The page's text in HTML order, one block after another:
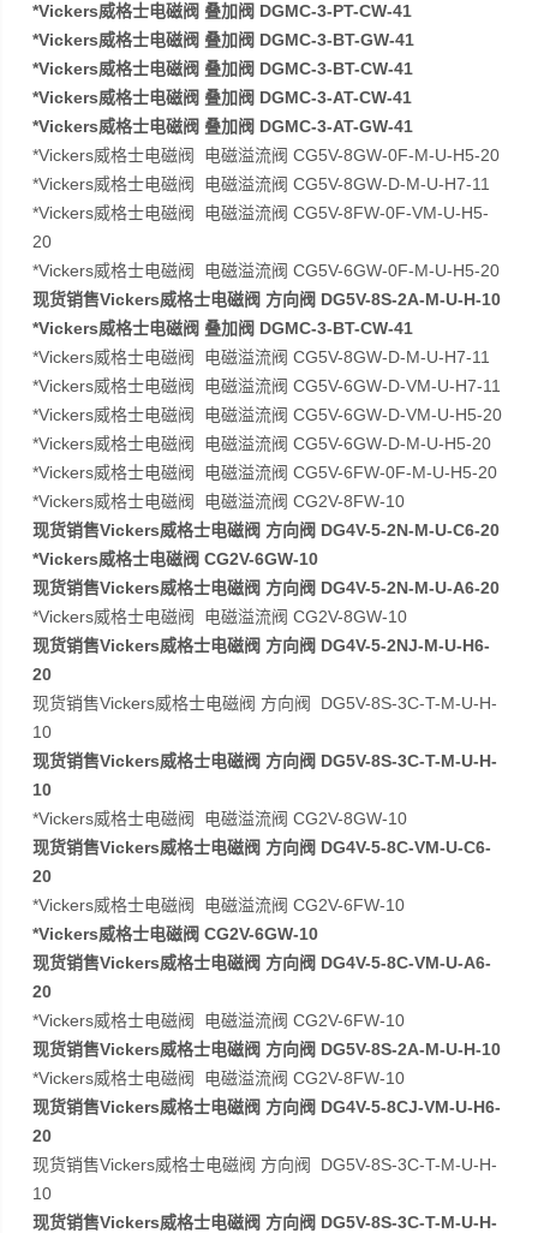
*Vickers威格士电磁阀 叠加阀 DGMC-3-PT-CW-41
*Vickers威格士电磁阀 叠加阀 DGMC-3-BT-GW-41
*Vickers威格士电磁阀 叠加阀 DGMC-3-BT-CW-41
*Vickers威格士电磁阀 叠加阀 DGMC-3-AT-CW-41
*Vickers威格士电磁阀 叠加阀 DGMC-3-AT-GW-41
*Vickers威格士电磁阀 电磁溢流阀 CG5V-8GW-0F-M-U-H5-20
*Vickers威格士电磁阀 电磁溢流阀 CG5V-8GW-D-M-U-H7-11
*Vickers威格士电磁阀 电磁溢流阀 CG5V-8FW-0F-VM-U-H5-
20
*Vickers威格士电磁阀 电磁溢流阀 CG5V-6GW-0F-M-U-H5-20
现货销售Vickers威格士电磁阀 方向阀 DG5V-8S-2A-M-U-H-10
*Vickers威格士电磁阀 叠加阀 DGMC-3-BT-CW-41
*Vickers威格士电磁阀 电磁溢流阀 CG5V-8GW-D-M-U-H7-11
*Vickers威格士电磁阀 电磁溢流阀 CG5V-6GW-D-VM-U-H7-11
*Vickers威格士电磁阀 电磁溢流阀 CG5V-6GW-D-VM-U-H5-20
*Vickers威格士电磁阀 电磁溢流阀 CG5V-6GW-D-M-U-H5-20
*Vickers威格士电磁阀 电磁溢流阀 CG5V-6FW-0F-M-U-H5-20
*Vickers威格士电磁阀 电磁溢流阀 CG2V-8FW-10
现货销售Vickers威格士电磁阀 方向阀 DG4V-5-2N-M-U-C6-20
*Vickers威格士电磁阀 CG2V-6GW-10
现货销售Vickers威格士电磁阀 方向阀 DG4V-5-2N-M-U-A6-20
*Vickers威格士电磁阀 电磁溢流阀 CG2V-8GW-10
现货销售Vickers威格士电磁阀 方向阀 DG4V-5-2NJ-M-U-H6-
20
现货销售Vickers威格士电磁阀 方向阀 DG5V-8S-3C-T-M-U-H-
10
现货销售Vickers威格士电磁阀 方向阀 DG5V-8S-3C-T-M-U-H-
10
*Vickers威格士电磁阀 电磁溢流阀 CG2V-8GW-10
现货销售Vickers威格士电磁阀 方向阀 DG4V-5-8C-VM-U-C6-
20
*Vickers威格士电磁阀 电磁溢流阀 CG2V-6FW-10
*Vickers威格士电磁阀 CG2V-6GW-10
现货销售Vickers威格士电磁阀 方向阀 DG4V-5-8C-VM-U-A6-
20
*Vickers威格士电磁阀 电磁溢流阀 CG2V-6FW-10
现货销售Vickers威格士电磁阀 方向阀 DG5V-8S-2A-M-U-H-10
*Vickers威格士电磁阀 电磁溢流阀 CG2V-8FW-10
现货销售Vickers威格士电磁阀 方向阀 DG4V-5-8CJ-VM-U-H6-
20
现货销售Vickers威格士电磁阀 方向阀 DG5V-8S-3C-T-M-U-H-
10
现货销售Vickers威格士电磁阀 方向阀 DG5V-8S-3C-T-M-U-H-